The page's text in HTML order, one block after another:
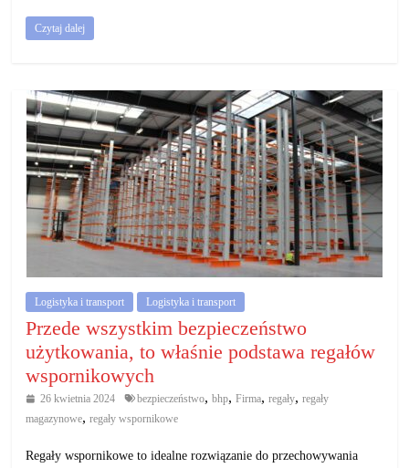
Czytaj dalej
Logistyka i transport Logistyka i transport
Przede wszystkim bezpieczeństwo
użytkowania, to właśnie podstawa regałów
wspornikowych
26 kwietnia 2024 bezpieczeństwo, bhp, Firma, regały, regały
magazynowe,regały wspornikowe
Regały wspornikowe to idealne rozwiązanie do przechowywania